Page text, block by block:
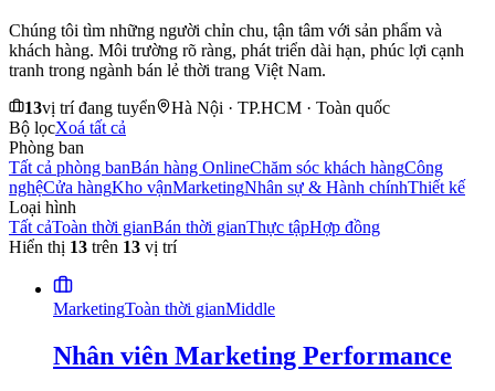
Chúng tôi tìm những người chỉn chu, tận tâm với sản phẩm và
khách hàng. Môi trường rõ ràng, phát triển dài hạn, phúc lợi cạnh
tranh trong ngành bán lẻ thời trang Việt Nam.
13vị trí đang tuyển
Hà Nội · TP.HCM · Toàn quốc
Bộ lọcXoá tất cả
Phòng ban
Tất cả phòng banBán hàng OnlineChăm sóc khách hàngCông
nghệCửa hàngKho vậnMarketingNhân sự & Hành chínhThiết kế
Loại hình
Tất cảToàn thời gianBán thời gianThực tậpHợp đồng
Hiển thị 13 trên 13 vị trí
MarketingToàn thời gianMiddle
Nhân viên Marketing Performance